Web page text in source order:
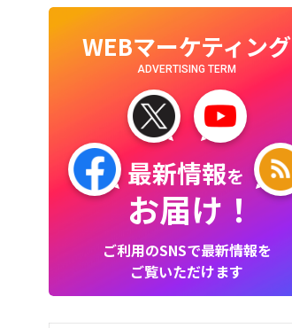
WEBマーケティング
ADVERTISING TERM
最新情報を
お届け！
ご利用のSNSで最新情報を
ご覧いただけます